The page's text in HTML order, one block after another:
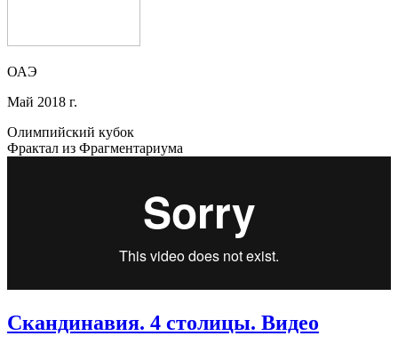
ОАЭ
Май 2018 г.
Олимпийский кубок
Фрактал из Фрагментариума
Скандинавия. 4 столицы. Видео